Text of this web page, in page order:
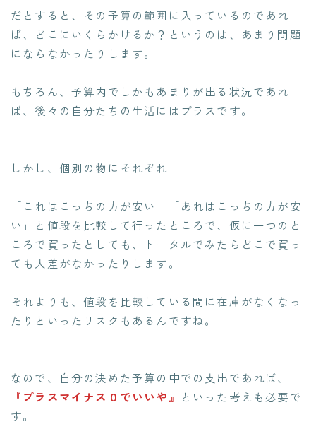
だとすると、その予算の範囲に入っているのであれ
ば、どこにいくらかけるか？というのは、あまり問題
にならなかったりします。
もちろん、予算内でしかもあまりが出る状況であれ
ば、後々の自分たちの生活にはプラスです。
しかし、個別の物にそれぞれ
「これはこっちの方が安い」「あれはこっちの方が安
い」と値段を比較して行ったところで、仮に一つのと
ころで買ったとしても、トータルでみたらどこで買っ
ても大差がなかったりします。
それよりも、値段を比較している間に在庫がなくなっ
たりといったリスクもあるんですね。
なので、自分の決めた予算の中での支出であれば、
『プラスマイナス０でいいや』 といった考えも必要で
す。